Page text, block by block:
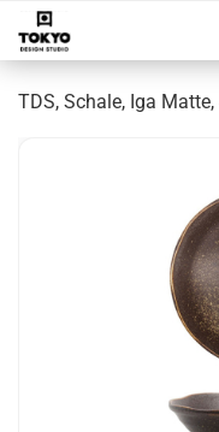
TDS, Schale, Iga